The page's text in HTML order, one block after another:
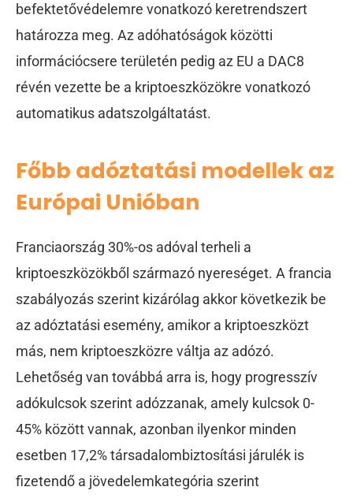
befektetővédelemre vonatkozó keretrendszert
határozza meg. Az adóhatóságok közötti
információcsere területén pedig az EU a DAC8
révén vezette be a kriptoeszközökre vonatkozó
automatikus adatszolgáltatást.
Főbb adóztatási modellek az
Európai Unióban
Franciaország 30%-os adóval terheli a
kriptoeszközökből származó nyereséget. A francia
szabályozás szerint kizárólag akkor következik be
az adóztatási esemény, amikor a kriptoeszközt
más, nem kriptoeszközre váltja az adózó.
Lehetőség van továbbá arra is, hogy progresszív
adókulcsok szerint adózzanak, amely kulcsok 0-
45% között vannak, azonban ilyenkor minden
esetben 17,2% társadalombiztosítási járulék is
fizetendő a jövedelemkategória szerint